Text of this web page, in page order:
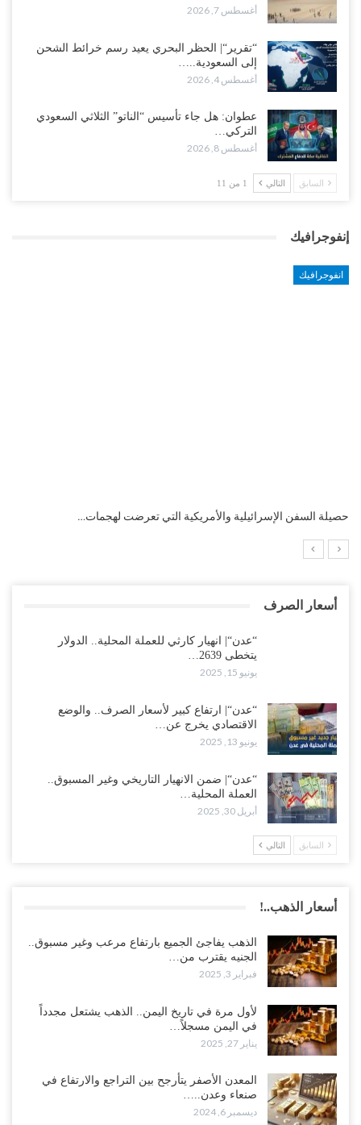
أغسطس 7, 2026
“تقرير“| الحظر البحري يعيد رسم خرائط الشحن
إلى السعودية..…
أغسطس 4, 2026
عطوان: هل جاء تأسيس “الناتو” الثلاثي السعودي
التركي…
أغسطس 8, 2026
السابق التالي 1 من 11
إنفوجرافيك
انفوجرافيك
التضخم السنوي لمنطقة اليورو.. “إنفوجرافيك“..!
أسعار الصرف
“عدن“| انهيار كارثي للعملة المحلية.. الدولار
يتخطى 2639…
يونيو 15, 2025
“عدن“| ارتفاع كبير لأسعار الصرف.. والوضع
الاقتصادي يخرج عن…
يونيو 13, 2025
“عدن“| ضمن الانهيار التاريخي وغير المسبوق..
العملة المحلية…
أبريل 30, 2025
السابق التالي
أسعار الذهب..!
الذهب يفاجئ الجميع بارتفاع مرعب وغير مسبوق..
الجنيه يقترب من…
فبراير 3, 2025
لأول مرة في تاريخ اليمن.. الذهب يشتعل مجدداً
في اليمن مسجلاً…
يناير 27, 2025
المعدن الأصفر يتأرجح بين التراجع والارتفاع في
صنعاء وعدن..…
ديسمبر 6, 2024